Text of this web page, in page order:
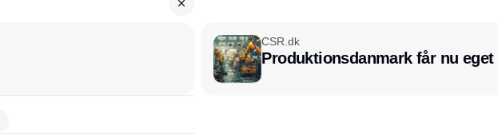
CSR.dk
Produktionsdanmark får nu eget